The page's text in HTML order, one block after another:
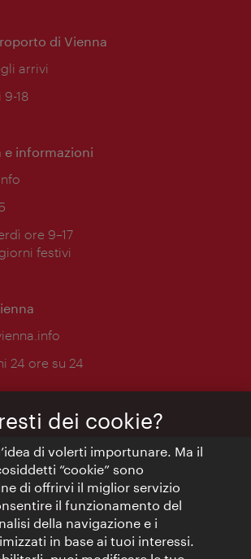
di Vienna
arrivi
18
e informazioni
ore 9–17
festivi
24 ore su 24
dei dati
dei cookie?
di volerti importunare. Ma il
“cookie” sono
di offrirvi il miglior servizio
il funzionamento del
della navigazione e i
in base ai tuoi interessi.